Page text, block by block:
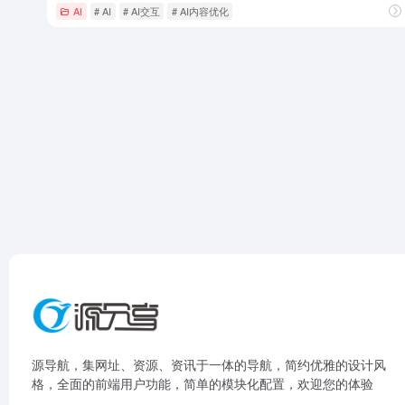
AI # AI # AI交互 # AI内容优化
源导航，集网址、资源、资讯于一体的导航，简约优雅的设计风
格，全面的前端用户功能，简单的模块化配置，欢迎您的体验